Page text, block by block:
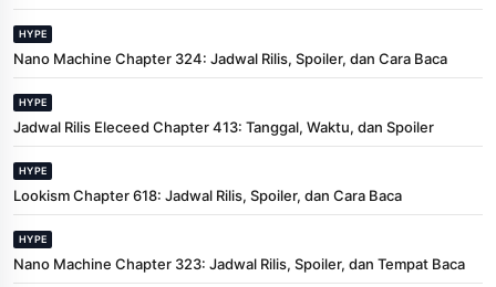
HYPE
Nano Machine Chapter 324: Jadwal Rilis, Spoiler, dan Cara Baca
HYPE
Jadwal Rilis Eleceed Chapter 413: Tanggal, Waktu, dan Spoiler
HYPE
Lookism Chapter 618: Jadwal Rilis, Spoiler, dan Cara Baca
HYPE
Nano Machine Chapter 323: Jadwal Rilis, Spoiler, dan Tempat Baca